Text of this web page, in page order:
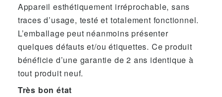
Appareil esthétiquement irréprochable, sans
traces d’usage, testé et totalement fonctionnel.
L’emballage peut néanmoins présenter
quelques défauts et/ou étiquettes. Ce produit
bénéficie d’une garantie de 2 ans identique à
tout produit neuf.
Très bon état